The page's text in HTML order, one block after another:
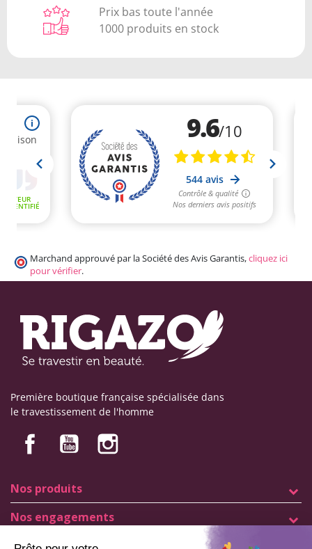
Prix bas toute l'année
1000 produits en stock
Marchand approuvé par la Société des Avis Garantis,cliquez ici
pour vérifier.
Première boutique française spécialisée dans
le travestissement de l'homme
Nos produits
Nos engagements
Informations